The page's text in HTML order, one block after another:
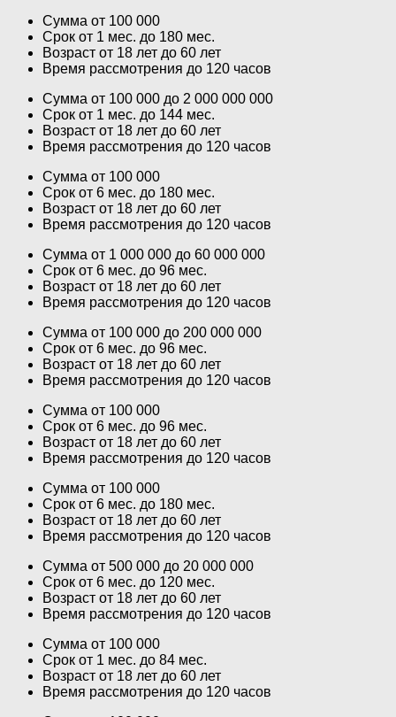
Сумма от 100 000
Срок от 1 мес. до 180 мес.
Возраст от 18 лет до 60 лет
Время рассмотрения до 120 часов
Сумма от 100 000 до 2 000 000 000
Срок от 1 мес. до 144 мес.
Возраст от 18 лет до 60 лет
Время рассмотрения до 120 часов
Сумма от 100 000
Срок от 6 мес. до 180 мес.
Возраст от 18 лет до 60 лет
Время рассмотрения до 120 часов
Сумма от 1 000 000 до 60 000 000
Срок от 6 мес. до 96 мес.
Возраст от 18 лет до 60 лет
Время рассмотрения до 120 часов
Сумма от 100 000 до 200 000 000
Срок от 6 мес. до 96 мес.
Возраст от 18 лет до 60 лет
Время рассмотрения до 120 часов
Сумма от 100 000
Срок от 6 мес. до 96 мес.
Возраст от 18 лет до 60 лет
Время рассмотрения до 120 часов
Сумма от 100 000
Срок от 6 мес. до 180 мес.
Возраст от 18 лет до 60 лет
Время рассмотрения до 120 часов
Сумма от 500 000 до 20 000 000
Срок от 6 мес. до 120 мес.
Возраст от 18 лет до 60 лет
Время рассмотрения до 120 часов
Сумма от 100 000
Срок от 1 мес. до 84 мес.
Возраст от 18 лет до 60 лет
Время рассмотрения до 120 часов